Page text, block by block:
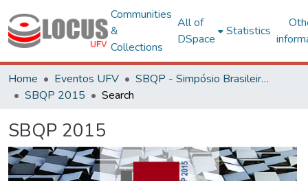
Communities
&
Collections
All of
DSpace
Statistics
Home Eventos UFV
SBQP - Simpósio Brasileiro de Qualidade do Projeto no Ambiente Construído
SBQP 2015
Search
SBQP 2015